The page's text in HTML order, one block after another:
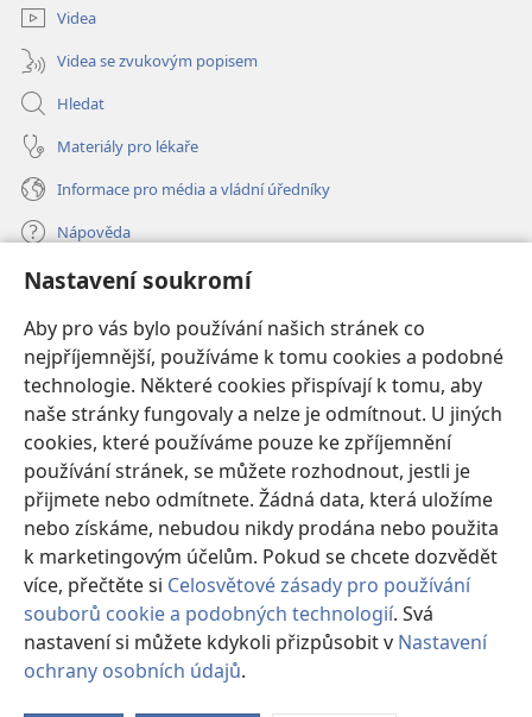
Nastavení soukromí
Aby pro vás bylo používání našich stránek co
nejpříjemnější, používáme k tomu cookies a podobné
technologie. Některé cookies přispívají k tomu, aby
naše stránky fungovaly a nelze je odmítnout. U jiných
cookies, které používáme pouze ke zpříjemnění
používání stránek, se můžete rozhodnout, jestli je
přijmete nebo odmítnete. Žádná data, která uložíme
nebo získáme, nebudou nikdy prodána nebo použita
k marketingovým účelům. Pokud se chcete dozvědět
více, přečtěte si Celosvětové zásady pro používání
souborů cookie a podobných technologií. Svá
nastavení si můžete kdykoli přizpůsobit v Nastavení
ochrany osobních údajů.
Videa
Videa se zvukovým popisem
Hledat
Materiály pro lékaře
Informace pro média a vládní úředníky
Nápověda
Dary
nové
okno) ONLINE KNIHOVNA Strážné věže
(otevřeno
nové
okno)JW Hub®
(otevřeno
nové
okno)JW Library ®
Watchtower Library
Copyright© 2026 Watch Tower Bible and Tract Society of Pennsylvania.
PODMÍNKY POUŽITÍ|OCHRANA SOUKROMÍ
SOUKROMÍ